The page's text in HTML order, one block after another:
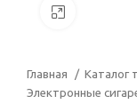
Главная Каталог
Электронные